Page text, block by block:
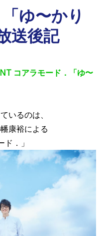
ゆ〜かり
送後記
コアラモード．「ゆ〜
いるのは、
康裕による
．」